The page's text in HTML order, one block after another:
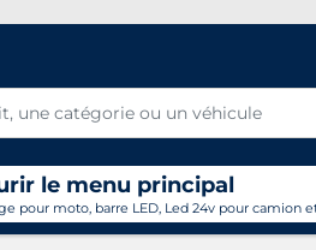
le menu principal
pour moto, barre LED, Led 24v pour camion